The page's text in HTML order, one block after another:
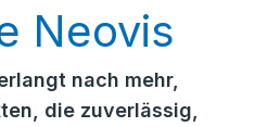
Neovis
nach mehr,
die zuverlässig,